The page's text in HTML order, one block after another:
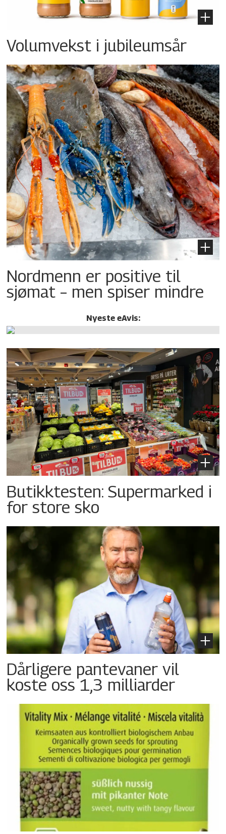
Volumvekst i jubileumsår
Nordmenn er positive til
sjømat – men spiser mindre
Nyeste eAvis:
Butikktesten: Supermarked i
for store sko
Dårligere pantevaner vil
koste oss 1,3 milliarder